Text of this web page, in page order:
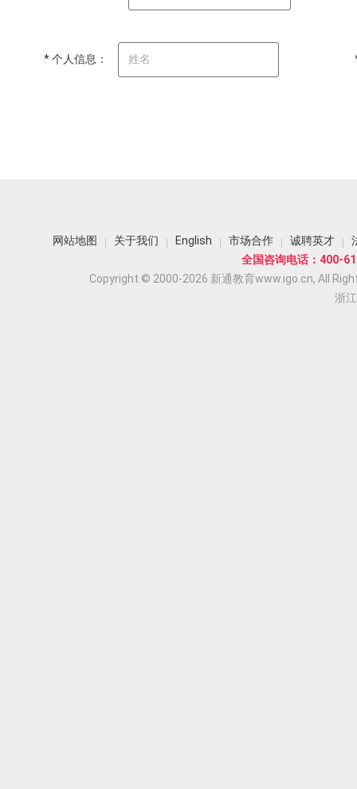
* 个人信息：
网站地图 关于我们 English 市场合作 诚聘英才
全国咨询电话：400-
Copyright © 2000-2026 新通教育www.igo.cn, All
浙